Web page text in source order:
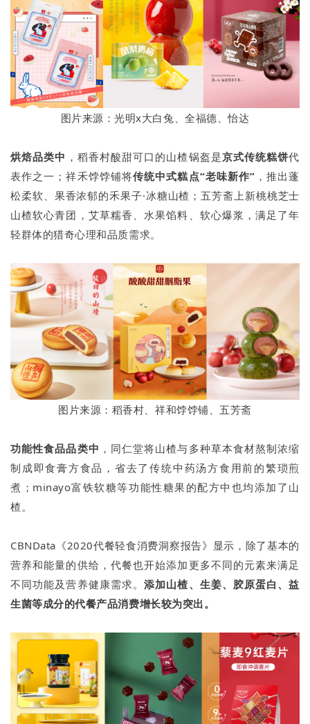
图片来源：光明x大白兔、全福德、怡达
烘焙品类中 ，稻香村酸甜可口的山楂锅盔是京式传统糕饼代
表作之一；祥禾饽饽铺将传统中式糕点“老味新作” ，推出蓬
松柔软、果香浓郁的禾果子·冰糖山楂；五芳斋上新桃桃芝士
山楂软心青团，艾草糯香、水果馅料、软心爆浆，满足了年
轻群体的猎奇心理和品质需求。
图片来源：稻香村、祥和饽饽铺、五芳斋
功能性食品品类中 ，同仁堂将山楂与多种草本食材熬制浓缩
制成即食膏方食品，省去了传统中药汤方食用前的繁琐煎
煮；minayo富铁软糖等功能性糖果的配方中也均添加了山
楂。
CBNData《2020代餐轻食消费洞察报告》显示，除了基本的
营养和能量的供给，代餐也开始添加更多不同的元素来满足
不同功能及营养健康需求。添加山楂、生姜、胶原蛋白、益
生菌等成分的代餐产品消费增长较为突出。